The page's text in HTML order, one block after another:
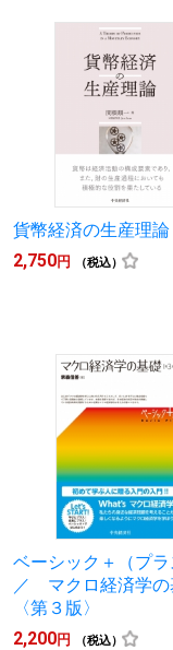
貨幣経済の生産理論
2,750円 （税込）
ベーシック＋（プラ
／ マクロ経済学の
〈第３版〉
2,200円 （税込）